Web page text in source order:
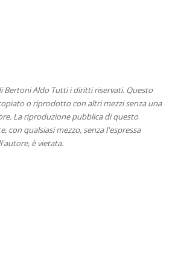
Bertoni Aldo Tutti i diritti riservati. Questo
o riprodotto con altri mezzi senza una
La riproduzione pubblica di questo
con qualsiasi mezzo, senza l'espressa
è vietata.